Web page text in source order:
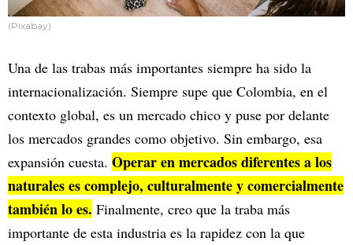
(Pixabay)
Una de las trabas más importantes siempre ha sido la
internacionalización. Siempre supe que Colombia, en el
contexto global, es un mercado chico y puse por delante
los mercados grandes como objetivo. Sin embargo, esa
expansión cuesta. Operar en mercados diferentes a los
naturales es complejo, culturalmente y comercialmente
también lo es. Finalmente, creo que la traba más
importante de esta industria es la rapidez con la que